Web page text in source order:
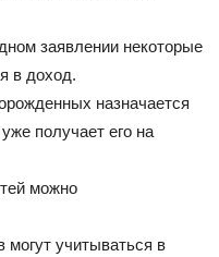
заявлении некоторые
в доход.
назначается
получает его на
можно
учитываться в